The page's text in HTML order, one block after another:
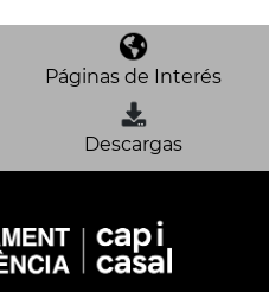
Páginas de Interés
Descargas